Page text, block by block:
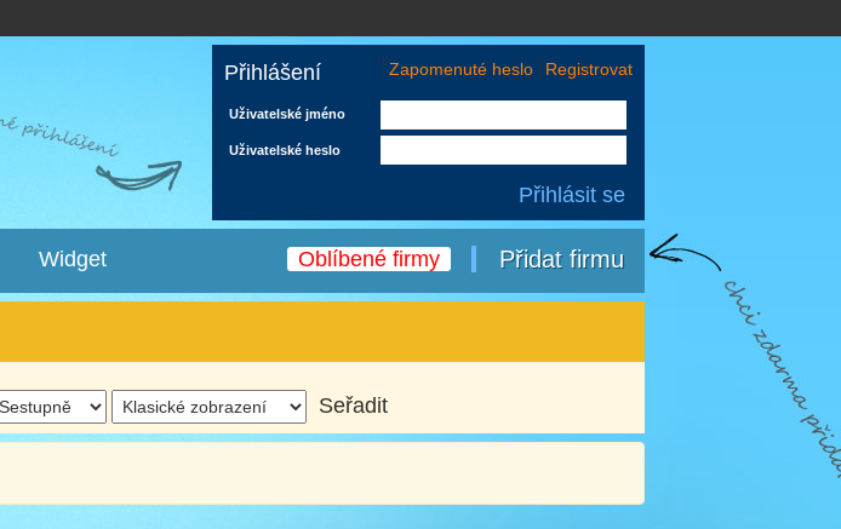
Přihlášení Registrovat
Zapomenuté heslo
Uživatelské jméno
Uživatelské heslo
Přidat firmu
Widget Oblíbené firmy